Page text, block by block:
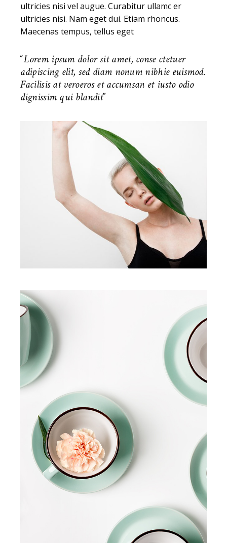
ultricies nisi vel augue. Curabitur ullamc er
ultricies nisi. Nam eget dui. Etiam rhoncus.
Maecenas tempus, tellus eget
Lorem ipsum dolor sit amet, conse ctetuer
adipiscing elit, sed diam nonum nibhie euismod.
Facilisis at veroeros et accumsan et iusto odio
dignissim qui blandit